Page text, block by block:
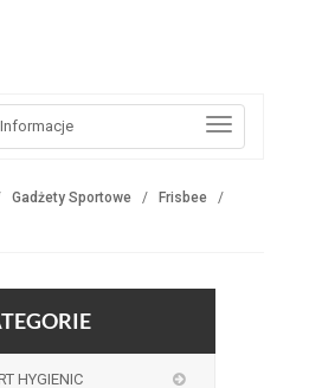
Informacje
Gadżety Sportowe
Frisbee
HYGIENIC